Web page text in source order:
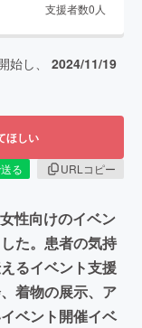
支援者数0 人
始し、 2024/11/19
ほしい
る
URLコピー
性向けのイベン
た。患者の気持
るイベント支援
着物の展示、ア
ベント開催イベ